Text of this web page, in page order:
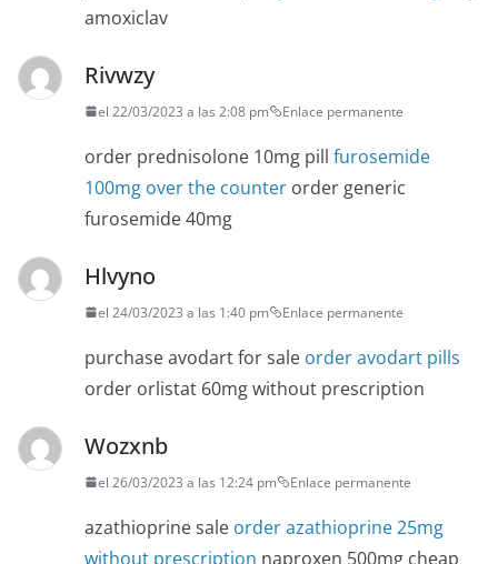
amoxiclav
Rivwzy
el 22/03/2023 a las 2:08 pm Enlace permanente
order prednisolone 10mg pill furosemide
100mg over the counter order generic
furosemide 40mg
Hlvyno
el 24/03/2023 a las 1:40 pm Enlace permanente
purchase avodart for sale order avodart pills
order orlistat 60mg without prescription
Wozxnb
el 26/03/2023 a las 12:24 pm Enlace permanente
azathioprine sale order azathioprine 25mg
without prescription naproxen 500mg cheap